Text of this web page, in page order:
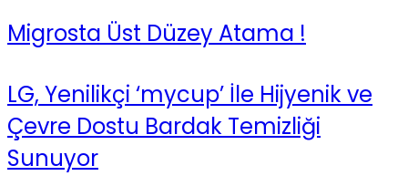
Migrosta Üst Düzey Atama !
LG, Yenilikçi ‘mycup’ İle Hijyenik ve
Çevre Dostu Bardak Temizliği
Sunuyor